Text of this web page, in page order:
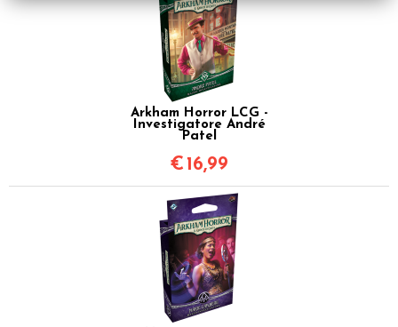
Arkham Horror LCG -
Investigatore André
Patel
€ 16,99